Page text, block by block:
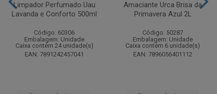
Limpador Perfumado Uau
Lavanda e Conforto 500ml
Código: 60306
Embalagem: Unidade
Caixa contém 24 unidade(s)
EAN: 7891242457041
Amaciante Urca Brisa da
Primavera Azul 2L
Código: 50287
Embalagem: Unidade
Caixa contém 6 unidade(s)
EAN: 7896056401112